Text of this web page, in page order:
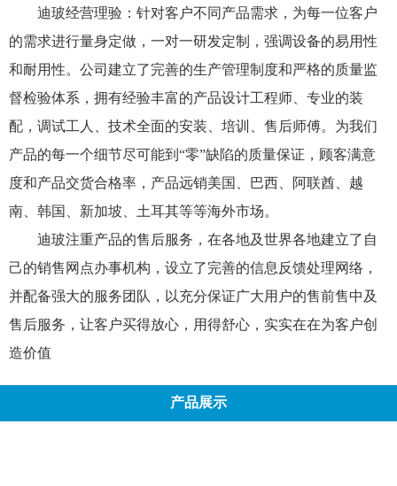
迪玻经营理验：针对客户不同产品需求，为每一位客户
的需求进行量身定做，一对一研发定制，强调设备的易用性
和耐用性。公司建立了完善的生产管理制度和严格的质量监
督检验体系，拥有经验丰富的产品设计工程师、专业的装
配，调试工人、技术全面的安装、培训、售后师傅。为我们
产品的每一个细节尽可能到“零”缺陷的质量保证，顾客满意
度和产品交货合格率，产品远销美国、巴西、阿联酋、越
南、韩国、新加坡、土耳其等等海外市场。
迪玻注重产品的售后服务，在各地及世界各地建立了自
己的销售网点办事机构，设立了完善的信息反馈处理网络，
并配备强大的服务团队，以充分保证广大用户的售前售中及
售后服务，让客户买得放心，用得舒心，实实在在为客户创
造价值
产品展示